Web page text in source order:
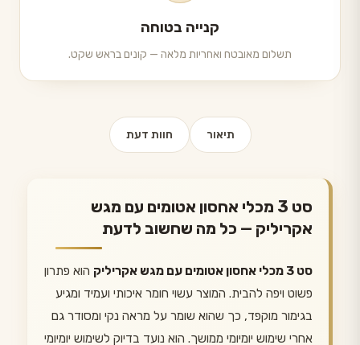
קנייה בטוחה
תשלום מאובטח ואחריות מלאה — קונים בראש שקט.
תיאור חוות דעת
סט 3 מכלי אחסון אטומים עם מגש
אקריליק — כל מה שחשוב לדעת
סט 3 מכלי אחסון אטומים עם מגש אקריליק
הוא פתרון
פשוט ויפה להבית. המוצר עשוי חומר איכותי ועמיד ומגיע
בגימור מוקפד, כך שהוא שומר על מראה נקי ומסודר גם
אחרי שימוש יומיומי ממושך. הוא נועד בדיוק לשימוש יומיומי